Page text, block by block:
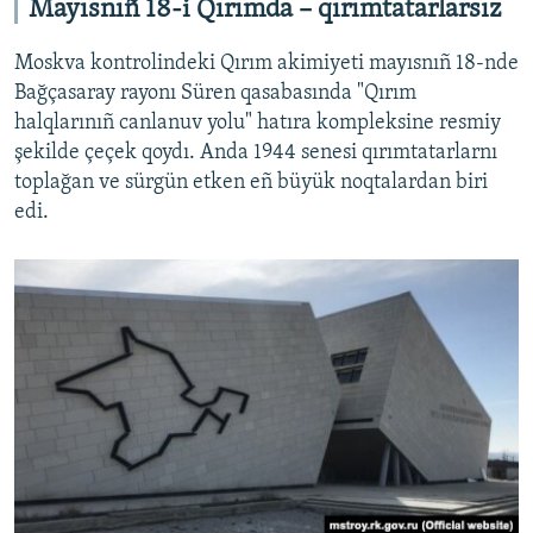
Mayısnıñ 18-i Qırımda – qırımtatarlarsız
Moskva kontrolindeki Qırım akimiyeti mayısnıñ 18-nde
Bağçasaray rayonı Süren qasabasında "Qırım
halqlarınıñ canlanuv yolu" hatıra kompleksine resmiy
şekilde çeçek qoydı. Anda 1944 senesi qırımtatarlarnı
toplağan ve sürgün etken eñ büyük noqtalardan biri
edi.